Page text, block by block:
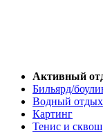
Активный
Бильярд/
Водный отдых
Картинг
Тенис и сквош